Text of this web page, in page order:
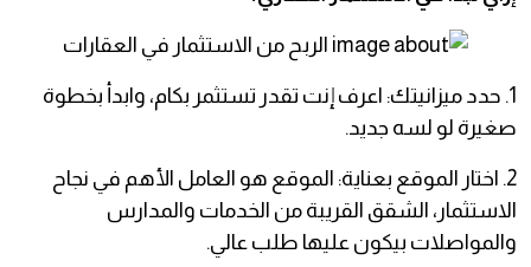
1. حدد ميزانيتك: اعرف إنت تقدر تستثمر بكام، وابدأ بخطوة
صغيرة لو لسه جديد.
2. اختار الموقع بعناية: الموقع هو العامل الأهم في نجاح
الاستثمار، الشقق القريبة من الخدمات والمدارس
والمواصلات بيكون عليها طلب عالي.